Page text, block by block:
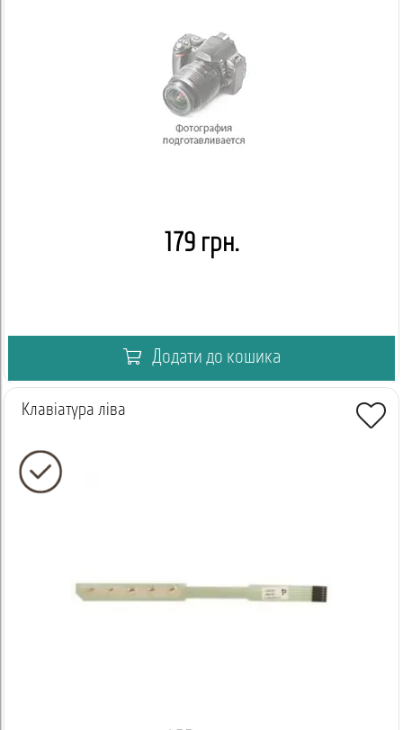
179 грн.
Додати до кошика
Клавіатура ліва